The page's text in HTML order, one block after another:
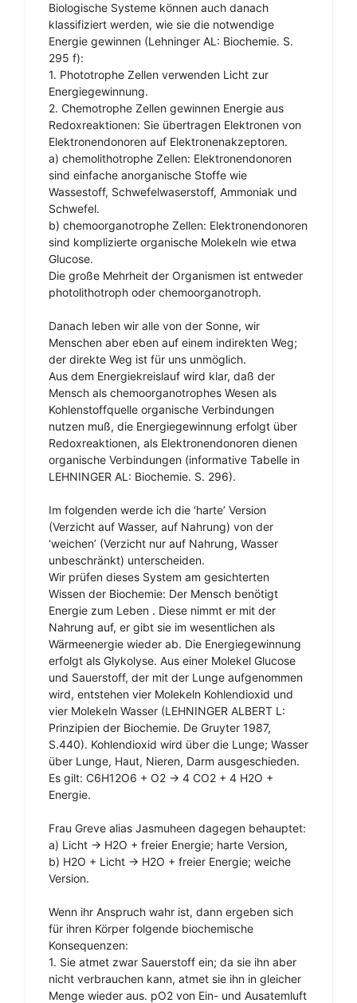
Biologische Systeme können auch danach
klassifiziert werden, wie sie die notwendige
Energie gewinnen (Lehninger AL: Biochemie. S.
295 f):
1. Phototrophe Zellen verwenden Licht zur
Energiegewinnung.
2. Chemotrophe Zellen gewinnen Energie aus
Redoxreaktionen: Sie übertragen Elektronen von
Elektronendonoren auf Elektronenakzeptoren.
a) chemolithotrophe Zellen: Elektronendonoren
sind einfache anorganische Stoffe wie
Wassestoff, Schwefelwaserstoff, Ammoniak und
Schwefel.
b) chemoorganotrophe Zellen: Elektronendonoren
sind komplizierte organische Molekeln wie etwa
Glucose.
Die große Mehrheit der Organismen ist entweder
photolithotroph oder chemoorganotroph.
Danach leben wir alle von der Sonne, wir
Menschen aber eben auf einem indirekten Weg;
der direkte Weg ist für uns unmöglich.
Aus dem Energiekreislauf wird klar, daß der
Mensch als chemoorganotrophes Wesen als
Kohlenstoffquelle organische Verbindungen
nutzen muß, die Energiegewinnung erfolgt über
Redoxreaktionen, als Elektronendonoren dienen
organische Verbindungen (informative Tabelle in
LEHNINGER AL: Biochemie. S. 296).
Im folgenden werde ich die ‘harte’ Version
(Verzicht auf Wasser, auf Nahrung) von der
‘weichen’ (Verzicht nur auf Nahrung, Wasser
unbeschränkt) unterscheiden.
Wir prüfen dieses System am gesichterten
Wissen der Biochemie: Der Mensch benötigt
Energie zum Leben . Diese nimmt er mit der
Nahrung auf, er gibt sie im wesentlichen als
Wärmeenergie wieder ab. Die Energiegewinnung
erfolgt als Glykolyse. Aus einer Molekel Glucose
und Sauerstoff, der mit der Lunge aufgenommen
wird, entstehen vier Molekeln Kohlendioxid und
vier Molekeln Wasser (LEHNINGER ALBERT L:
Prinzipien der Biochemie. De Gruyter 1987,
S.440). Kohlendioxid wird über die Lunge; Wasser
über Lunge, Haut, Nieren, Darm ausgeschieden.
Es gilt: C6H12O6 + O2 -> 4 CO2 + 4 H2O +
Energie.
Frau Greve alias Jasmuheen dagegen behauptet:
a) Licht -> H2O + freier Energie; harte Version,
b) H2O + Licht -> H2O + freier Energie; weiche
Version.
Wenn ihr Anspruch wahr ist, dann ergeben sich
für ihren Körper folgende biochemische
Konsequenzen:
1. Sie atmet zwar Sauerstoff ein; da sie ihn aber
nicht verbrauchen kann, atmet sie ihn in gleicher
Menge wieder aus. pO2 von Ein- und Ausatemluft